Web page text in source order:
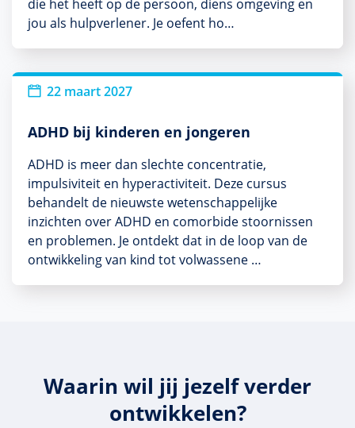
die het heeft op de persoon, diens omgeving en
jou als hulpverlener. Je oefent ho…
22 maart 2027
ADHD bij kinderen en jongeren
ADHD is meer dan slechte concentratie,
impulsiviteit en hyperactiviteit. Deze cursus
behandelt de nieuwste wetenschappelijke
inzichten over ADHD en comorbide stoornissen
en problemen. Je ontdekt dat in de loop van de
ontwikkeling van kind tot volwassene …
Waarin wil jij jezelf verder
ontwikkelen?